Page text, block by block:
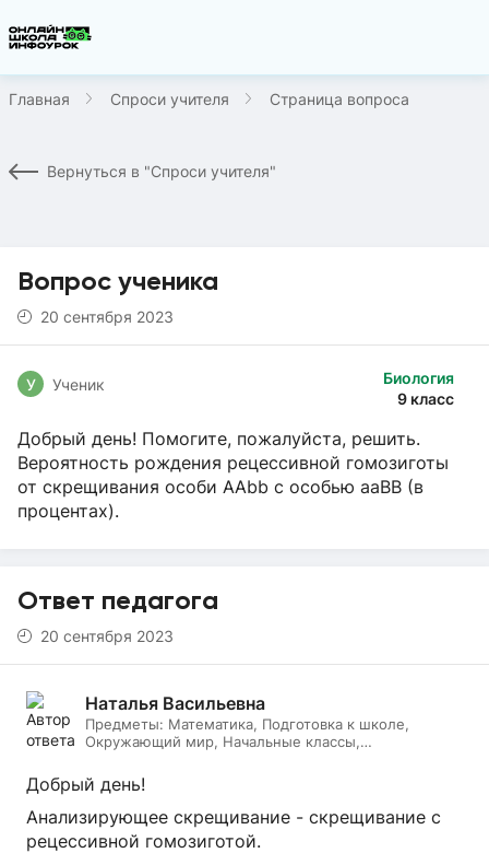
Главная Спроси учителя Страница вопроса
Вернуться в "Спроси учителя"
Вопрос ученика
20 сентября 2023
Биология
9 класс
У Ученик
Добрый день! Помогите, пожалуйста, решить.
Вероятность рождения рецессивной гомозиготы
от скрещивания особи AAbb с особью aaBB (в
процентах).
Ответ педагога
20 сентября 2023
Наталья Васильевна
Предметы: Математика, Подготовка к школе,
Окружающий мир, Начальные классы,
Добрый день!
Анализирующее скрещивание - скрещивание с
рецессивной гомозиготой.